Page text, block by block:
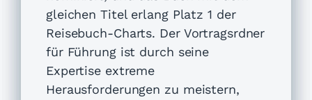
gleichen Titel erlang Platz 1 der
Reisebuch-Charts. Der Vortragsrdner
für Führungist durch seine
Expertise extreme
Herausforderungen zu meistern,